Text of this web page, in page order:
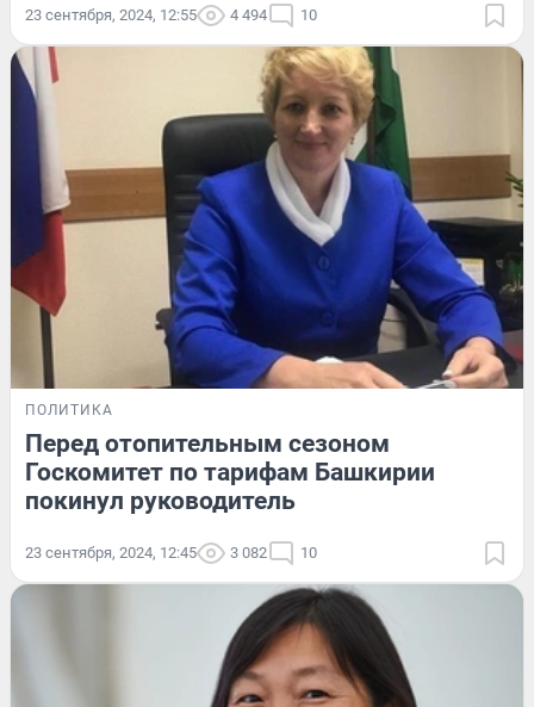
23 сентября, 2024, 12:55 4 494 10
ПОЛИТИКА
Перед отопительным сезоном
Госкомитет по тарифам Башкирии
покинул руководитель
23 сентября, 2024, 12:45 3 082 10